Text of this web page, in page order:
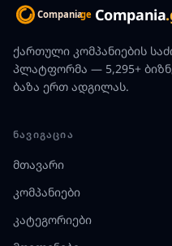
Compania
ქართული კომპანიების
პლატფორმა — 5,295+
ბაზა ერთ ადგილას.
ᲜᲐᲕᲘᲒᲐᲪᲘᲐ
მთავარი
კომპანიები
კატეგორიები